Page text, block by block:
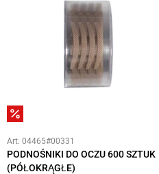
Art: 04465#00331
PODNOŚNIKI DO OCZU 600 SZTUK
(PÓŁOKRĄGŁE)